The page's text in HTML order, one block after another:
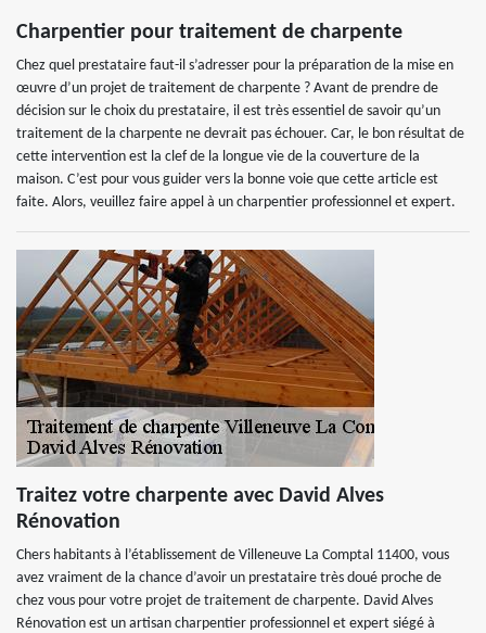
Charpentier pour traitement de charpente
Chez quel prestataire faut-il s’adresser pour la préparation de la mise en
œuvre d’un projet de traitement de charpente ? Avant de prendre de
décision sur le choix du prestataire, il est très essentiel de savoir qu’un
traitement de la charpente ne devrait pas échouer. Car, le bon résultat de
cette intervention est la clef de la longue vie de la couverture de la
maison. C’est pour vous guider vers la bonne voie que cette article est
faite. Alors, veuillez faire appel à un charpentier professionnel et expert.
Traitez votre charpente avec David Alves
Rénovation
Chers habitants à l’établissement de Villeneuve La Comptal 11400, vous
avez vraiment de la chance d’avoir un prestataire très doué proche de
chez vous pour votre projet de traitement de charpente. David Alves
Rénovation est un artisan charpentier professionnel et expert siégé à